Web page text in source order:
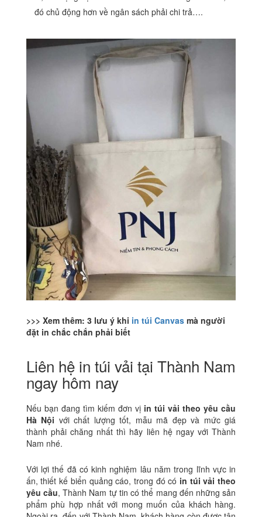
đó chủ động hơn về ngân sách phải chi trả….
>>> Xem thêm: 3 lưu ý khi in túi Canvasmà người
đặt in chắc chắn phải biết
Liên hệ in túi vải tại Thành Nam
ngay hôm nay
Nếu bạn đang tìm kiếm đơn vị in túi vải theo yêu cầu
Hà Nội với chất lượng tốt, mẫu mã đẹp và mức giá
thành phải chăng nhất thì hãy liên hệ ngay với Thành
Nam nhé.
Với lợi thế đã có kinh nghiệm lâu năm trong lĩnh vực in
ấn, thiết kế biển quảng cáo, trong đó có in túi vải theo
yêu cầu, Thành Nam tự tin có thể mang đến những sản
phẩm phù hợp nhất với mong muốn của khách hàng.